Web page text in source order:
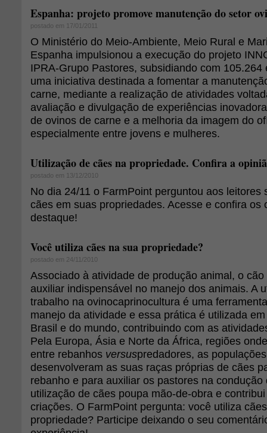
Espanha: projeto promove manutenção do setor
postado em 17/01/2011
O Ministério do Meio-Ambiente, Meio Rural e
Espanha impulsionou a execução do projeto
IPRA-Grupo Pastores, subsidiando com 105.264
uma iniciativa destinada a fomentar a
carne, mediante a realização de atividades
avaliação e divulgação de experiências
de ovinos de carne e a melhoria da imagem do
especialmente entre jovens e mulheres.
Utilização de cães na propriedade. Confira a
postado em 13/12/2010
No dia 24/11 o FarmPoint perguntou aos leitores
cães em suas propriedades. Acesse e confira os
destaque!
Você utiliza cães na sua propriedade?
postado em 24/11/2010
Associado à atividade de produção animal, o
auxiliar indispensável no manejo dos animais. A
trabalho na ovinocaprinocultura é uma
manejo da atividade e essa prática é utilizada
Brasil e do mundo, contribuindo com as
Pela Europa, Ásia e Norte da África, regiões
entre rebanhos versuspredadores, as
desenvolveram as suas raças próprias de cães
rebanho e para auxiliar os pastores na
utilização de cães poupa mão-de-obra e
criações. O FarmPoint pergunta: você utiliza
propriedade? Participe deixando o seu